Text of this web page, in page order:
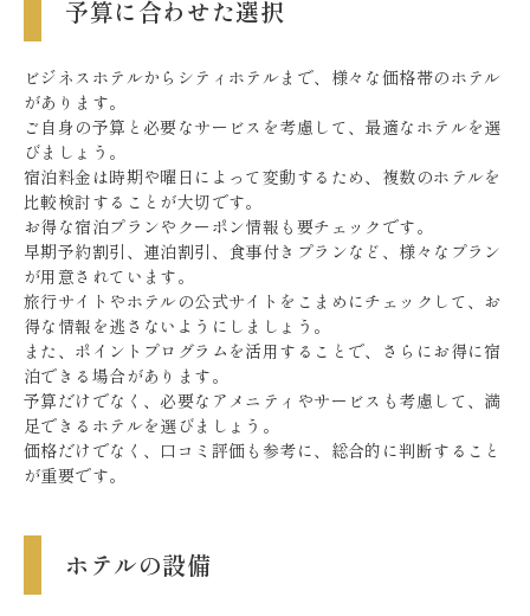
予算に合わせた選択
ビジネスホテルからシティホテルまで、様々な価格帯のホテル
があります。
ご自身の予算と必要なサービスを考慮して、最適なホテルを選
びましょう。
宿泊料金は時期や曜日によって変動するため、複数のホテルを
比較検討することが大切です。
お得な宿泊プランやクーポン情報も要チェックです。
早期予約割引、連泊割引、食事付きプランなど、様々なプラン
が用意されています。
旅行サイトやホテルの公式サイトをこまめにチェックして、お
得な情報を逃さないようにしましょう。
また、ポイントプログラムを活用することで、さらにお得に宿
泊できる場合があります。
予算だけでなく、必要なアメニティやサービスも考慮して、満
足できるホテルを選びましょう。
価格だけでなく、口コミ評価も参考に、総合的に判断すること
が重要です。
ホテルの設備